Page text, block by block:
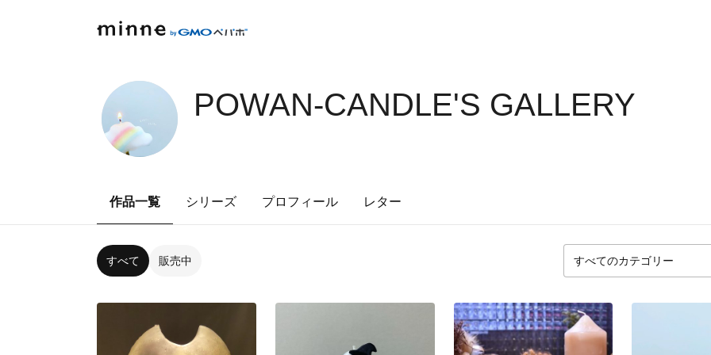
POWAN-CANDLE'S GALLERY
作品一覧 シリーズ プロフィール レター
すべて 販売中